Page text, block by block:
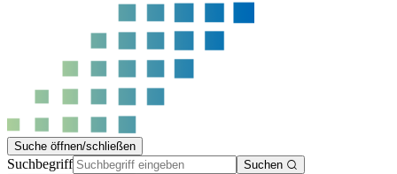
Suche öffnen/schließen
Suchbegriff
Suchen